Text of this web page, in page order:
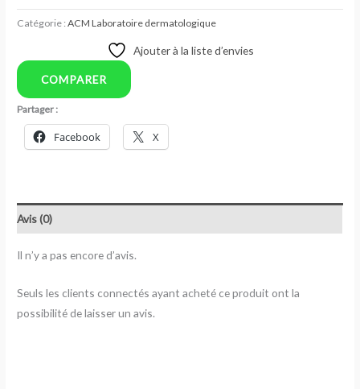
Catégorie :ACM Laboratoire dermatologique
Ajouter à la liste d’envies
COMPARER
Partager :
Facebook X
Avis (0)
Il n’y a pas encore d’avis.
Seuls les clients connectés ayant acheté ce produit ont la
possibilité de laisser un avis.